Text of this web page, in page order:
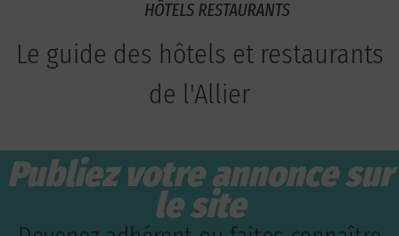
Le guide des hôtels et restaurants
de l'Allier
Publiez votre annonce sur
le site